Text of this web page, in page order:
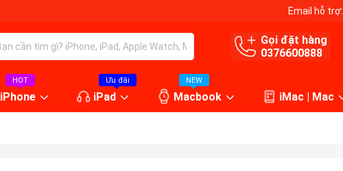
Email hỗ trợ:
Gọi đặt hàng
0376600888
HOT
iPhone
Ưu đãi
iPad
NEW
Macbook iMac | Mac